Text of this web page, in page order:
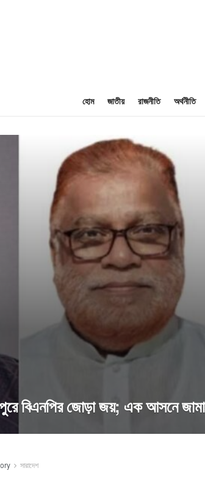
হোম জাতীয় রাজনীতি অর্থনীতি
বিএনপির জোড়া জয়; এক আসনে
সারাদেশ